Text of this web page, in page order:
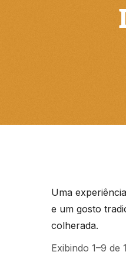
Uma
e um gosto
colherada.
Exibindo 1–9 de